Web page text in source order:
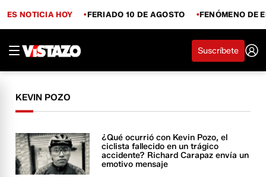
ES NOTICIA HOY FERIADO 10 DE AGOSTO FENÓMENO DE
Suscríbete
KEVIN POZO
¿Qué ocurrió con Kevin Pozo, el
ciclista fallecido en un trágico
accidente? Richard Carapaz envía un
emotivo mensaje